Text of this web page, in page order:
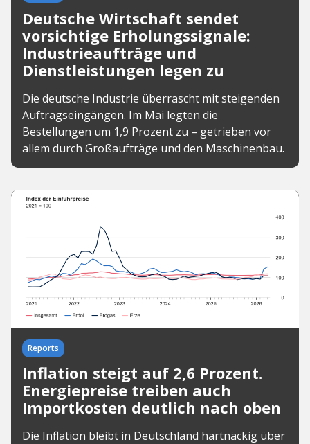
Deutsche Wirtschaft sendet
vorsichtige Erholungssignale:
Industrieaufträge und
Dienstleistungen legen zu
Die deutsche Industrie überrascht mit steigenden
Auftragseingängen. Im Mai legten die
Bestellungen um 1,9 Prozent zu – getrieben vor
allem durch Großaufträge und den Maschinenbau.
Reports
Inflation steigt auf 2,6 Prozent.
Energiepreise treiben auch
Importkosten deutlich nach oben
Die Inflation bleibt in Deutschland hartnäckig über